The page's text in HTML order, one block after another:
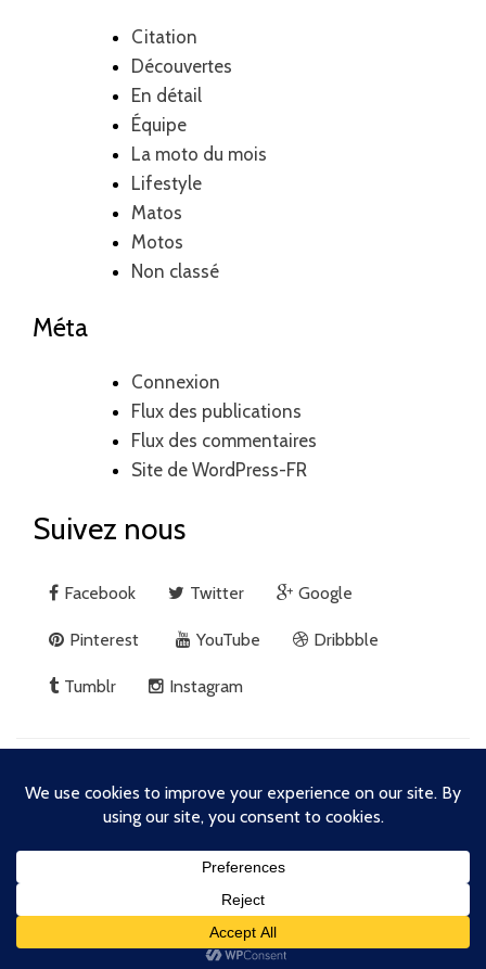
Citation
Découvertes
En détail
Équipe
La moto du mois
Lifestyle
Matos
Motos
Non classé
Méta
Connexion
Flux des publications
Flux des commentaires
Site de WordPress-FR
Suivez nous
Facebook Twitter Google
Pinterest YouTube Dribbble
Tumblr Instagram
0 332 548 954
Macho Themes